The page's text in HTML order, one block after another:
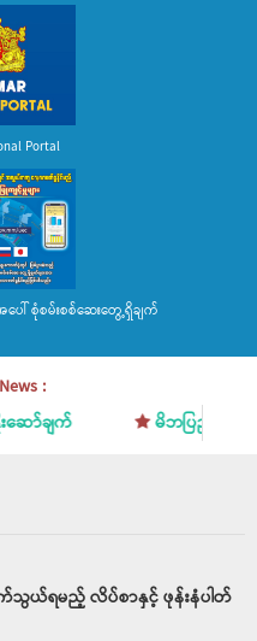
Portal
ပေါ် စုံစမ်းစစ်ဆေးတွေ့ရှိချက်
:
မိဘပြည်သူများအား အသိ
ယ်ရမည့် လိပ်စာနှင့် ဖုန်းနံပါတ်